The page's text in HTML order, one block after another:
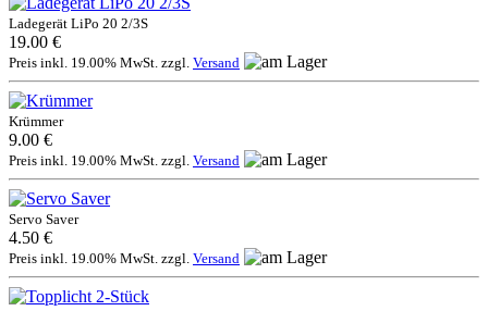
Ladegerät LiPo 20 2/3S
19.00 €
Preis inkl. 19.00% MwSt. zzgl. Versand
Krümmer
9.00 €
Preis inkl. 19.00% MwSt. zzgl. Versand
Servo Saver
4.50 €
Preis inkl. 19.00% MwSt. zzgl. Versand